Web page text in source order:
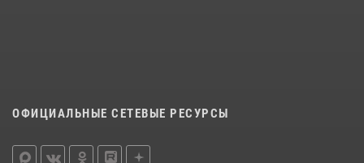
ОФИЦИАЛЬНЫЕ СЕТЕВЫЕ РЕСУРСЫ